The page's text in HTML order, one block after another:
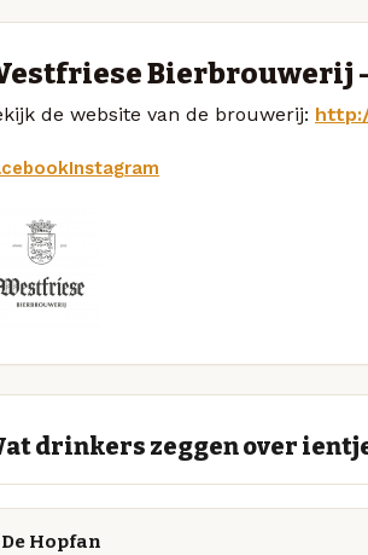
Bierbrouwerij
de website van de brouwerij:
Instagram
drinkers zeggen over
De Hopfan